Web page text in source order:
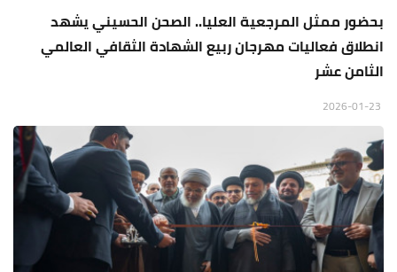
بحضور ممثل المرجعية العليا.. الصحن الحسيني يشهد
انطلاق فعاليات مهرجان ربيع الشهادة الثقافي العالمي
الثامن عشر